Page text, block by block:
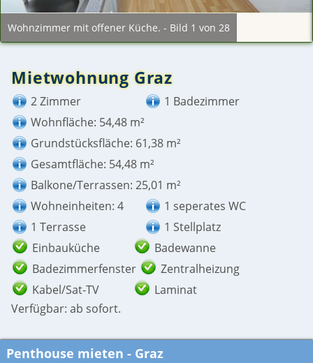
Wohnzimmer mit offener Küche. - Bild 1 von 28
Mietwohnung Graz
2 Zimmer
1 Badezimmer
Wohnfläche: 54,48 m²
Grundstücksfläche: 61,38 m²
Gesamtfläche: 54,48 m²
Balkone/Terrassen: 25,01 m²
Wohneinheiten: 4
1 seperates WC
1 Terrasse
1 Stellplatz
Einbauküche
Badewanne
Badezimmerfenster
Zentralheizung
Kabel/Sat-TV
Laminat
Verfügbar: ab sofort.
Penthouse mieten - Graz